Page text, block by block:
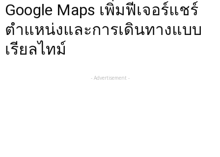
Google Maps เพิ่มฟีเจอร์แชร์
ตำแหน่งและการเดินทางแบบ
เรียลไทม์
- Advertisement -